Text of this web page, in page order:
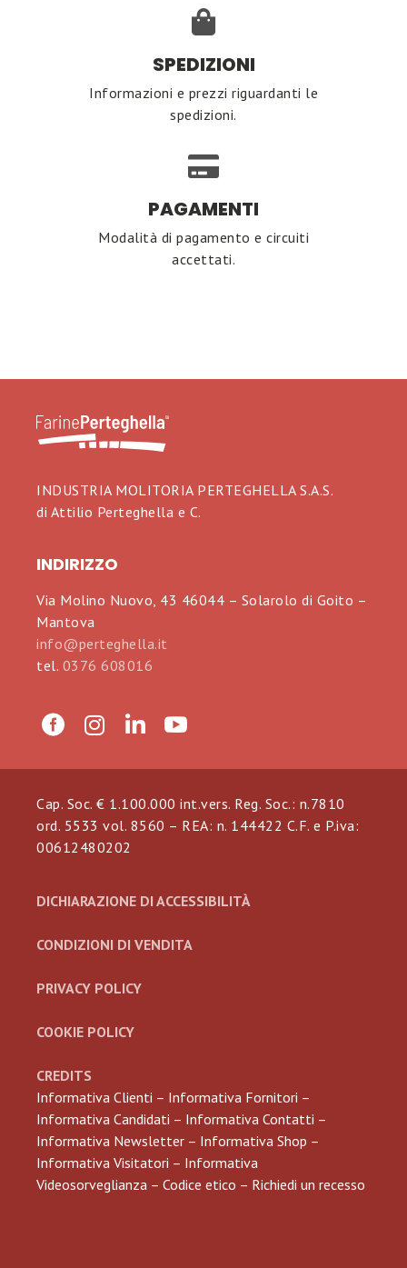
SPEDIZIONI
Informazioni e prezzi riguardanti le
spedizioni.
PAGAMENTI
Modalità di pagamento e circuiti
accettati.
INDUSTRIA MOLITORIA PERTEGHELLA S.A.S.
di Attilio Perteghella e C.
INDIRIZZO
Via Molino Nuovo, 43 46044 – Solarolo di Goito –
Mantova
info@perteghella.it
tel. 0376 608016
Cap. Soc. € 1.100.000 int.vers. Reg. Soc.: n.7810
ord. 5533 vol. 8560 – REA: n. 144422 C.F. e P.iva:
00612480202
DICHIARAZIONE DI ACCESSIBILITÀ
CONDIZIONI DI VENDITA
PRIVACY POLICY
COOKIE POLICY
CREDITS
Informativa Clienti – Informativa Fornitori –
Informativa Candidati – Informativa Contatti –
Informativa Newsletter – Informativa Shop –
Informativa Visitatori – Informativa
Videosorveglianza – Codice etico – Richiedi un recesso